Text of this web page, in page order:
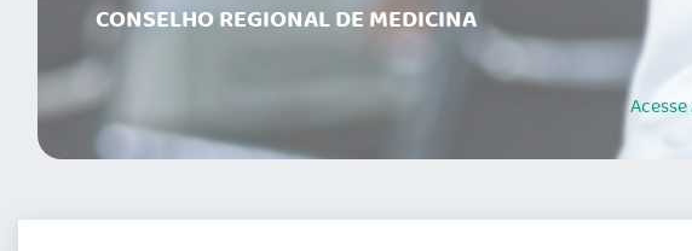
CONSELHO REGIONAL DE MEDICINA
Acesse